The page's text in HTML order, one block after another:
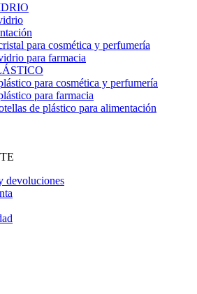
para cosmética y perfumería
para farmacia
para cosmética y perfumería
para farmacia
de plástico para alimentación
devoluciones